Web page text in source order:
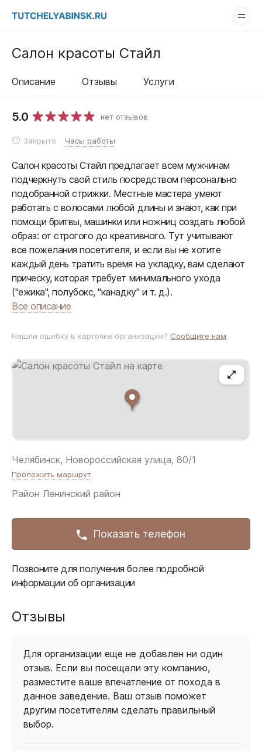
Челябинск, Новороссийская улица, 80/1
Проложить маршрут
Район Ленинский район
Показать телефон
Позвоните для получения более подробной
информации об организации
Салон красоты Стайл
Описание Отзывы Услуги
5.0 нет отзывов
Часы работы
Закрыто
Салон красоты Стайл предлагает всем мужчинам
подчеркнуть свой стиль посредством персонально
подобранной стрижки. Местные мастера умеют
работать с волосами любой длины и знают, как при
помощи бритвы, машинки или ножниц создать любой
образ: от строгого до креативного. Тут учитывают
все пожелания посетителя, и если вы не хотите
каждый день тратить время на укладку, вам сделают
прическу, которая требует минимального ухода
("ежика", полубокс, "канадку" и т. д.).
Все описание
Нашли ошибку в карточке организации? Сообщите нам
Отзывы
Для организации еще не добавлен ни один
отзыв. Если вы посещали эту компанию,
разместите ваше впечатление от похода в
данное заведение. Ваш отзыв поможет
другим посетителям сделать правильный
выбор.